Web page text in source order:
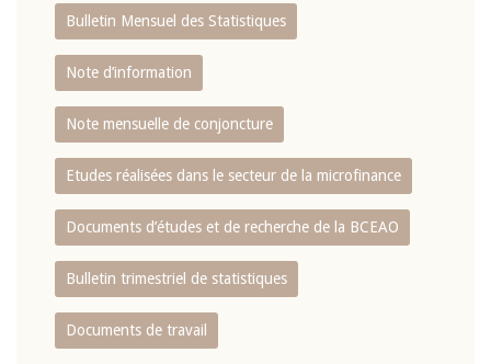
Bulletin Mensuel des Statistiques
Note d’information
Note mensuelle de conjoncture
Etudes réalisées dans le secteur de la microfinance
Documents d’études et de recherche de la BCEAO
Bulletin trimestriel de statistiques
Documents de travail